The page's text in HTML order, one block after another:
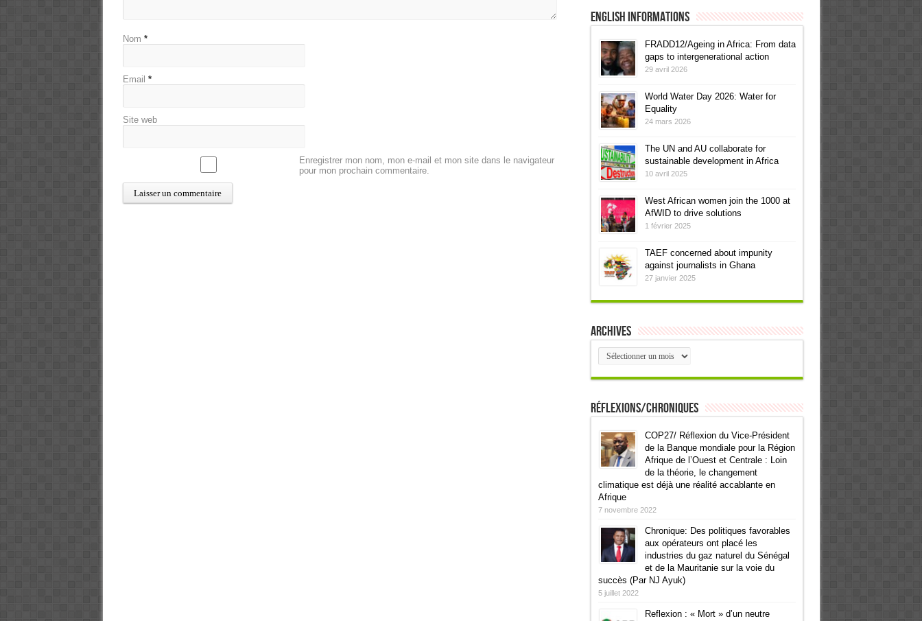
Nom *
Email *
Site web
Enregistrer mon nom, mon e-mail et mon site dans le navigateur
pour mon prochain commentaire.
English informations
FRADD12/Ageing in Africa: From data
gaps to intergenerational action
29 avril 2026
World Water Day 2026: Water for
Equality
24 mars 2026
The UN and AU collaborate for
sustainable development in Africa
10 avril 2025
West African women join the 1000 at
AfWID to drive solutions
1 février 2025
TAEF concerned about impunity
against journalists in Ghana
27 janvier 2025
Archives
Archives
Réflexions/Chroniques
COP27/ Réflexion du Vice-Président
de la Banque mondiale pour la Région
Afrique de l’Ouest et Centrale : Loin
de la théorie, le changement
climatique est déjà une réalité accablante en
Afrique
7 novembre 2022
Chronique: Des politiques favorables
aux opérateurs ont placé les
industries du gaz naturel du Sénégal
et de la Mauritanie sur la voie du
succès (Par NJ Ayuk)
5 juillet 2022
Reflexion : « Mort » d’un neutre